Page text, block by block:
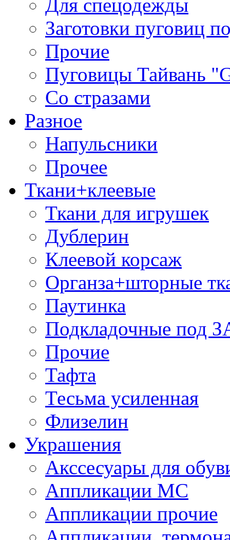
Для спецодежды
Заготовки пуговиц
Прочие
Пуговицы Тайвань
Со стразами
Разное
Напульсники
Прочее
Ткани+клеевые
Ткани для игрушек
Дублерин
Клеевой корсаж
Органза+шторные
Паутинка
Подкладочные под
Прочие
Тафта
Тесьма усиленная
Флизелин
Украшения
Акссесуары для
Аппликации МС
Аппликации прочие